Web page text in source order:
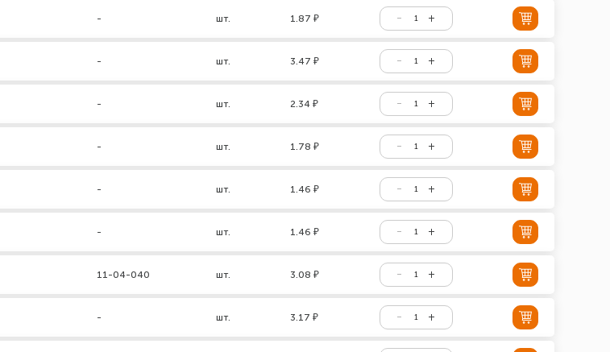
- шт. 1.87 ₽
- шт. 3.47 ₽
- шт. 2.34 ₽
- шт. 1.78 ₽
- шт. 1.46 ₽
- шт. 1.46 ₽
11-04-040 шт. 3.08 ₽
- шт. 3.17 ₽